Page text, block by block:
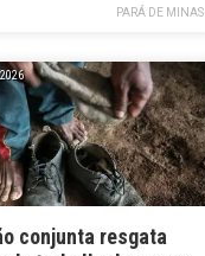
PARÁ DE MINAS
conjunta resgata